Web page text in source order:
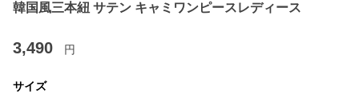
韓国風三本紐 サテン キャミワンピースレディース
3,490 円
サイズ